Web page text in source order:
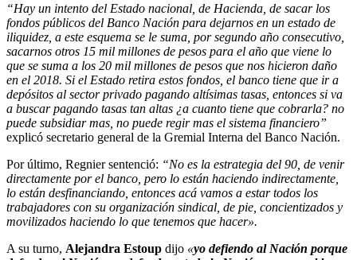
“Hay un intento del Estado nacional, de Hacienda, de sacar los
fondos públicos del Banco Nación para dejarnos en un estado de
iliquidez, a este esquema se le suma, por segundo año consecutivo,
sacarnos otros 15 mil millones de pesos para el año que viene lo
que se suma a los 20 mil millones de pesos que nos hicieron daño
en el 2018. Si el Estado retira estos fondos, el banco tiene que ir a
depósitos al sector privado pagando altísimas tasas, entonces si va
a buscar pagando tasas tan altas ¿a cuanto tiene que cobrarla? no
puede subsidiar mas, no puede regir mas el sistema financiero”
explicó secretario general de la Gremial Interna del Banco Nación.
Por último, Regnier sentenció: “No es la estrategia del 90, de venir
directamente por el banco, pero lo están haciendo indirectamente,
lo están desfinanciando, entonces acá vamos a estar todos los
trabajadores con su organización sindical, de pie, concientizados y
movilizados haciendo lo que tenemos que hacer».
A su turno, Alejandra Estoup dijo «yo defiendo al Nación porque